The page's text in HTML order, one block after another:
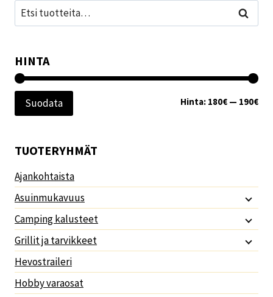
Etsi: Haku
HINTA
Suodata Hinta: 180€ — 190€
TUOTERYHMÄT
Ajankohtaista
Asuinmukavuus
Camping kalusteet
Grillit ja tarvikkeet
Hevostraileri
Hobby varaosat